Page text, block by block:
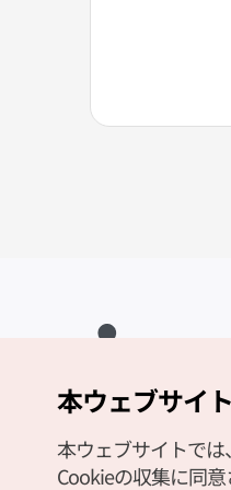
Copyright (c) Korea
サイトエラー報告
公式
本ウェブサイ
本ウェブサイトでは
Cookieの収集に同